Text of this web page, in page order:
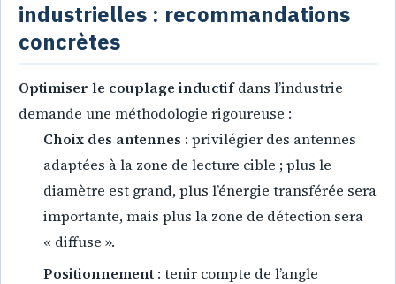
industrielles : recommandations
concrètes
Optimiser le couplage inductifdans l’industrie
demande une méthodologie rigoureuse :
Choix des antennes : privilégier des antennes
adaptées à la zone de lecture cible ; plus le
diamètre est grand, plus l’énergie transférée sera
importante, mais plus la zone de détection sera
« diffuse ».
Positionnement : tenir compte de l’angle